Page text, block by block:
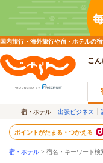
国内旅行・海外旅行や宿・ホテルの
こ
宿・ホテル 出張ビジネス
ポイントがたまる・つかえる
宿・ホテル > 宿名・キーワード検